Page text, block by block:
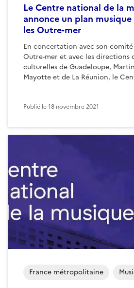
Le Centre national de la
annonce un plan
les Outre-mer
En concertation avec son
Outre-mer et avec les directions
culturelles de Guadeloupe,
Mayotte et de La Réunion, le
Publié le18 novembre 2021
France métropolitaine